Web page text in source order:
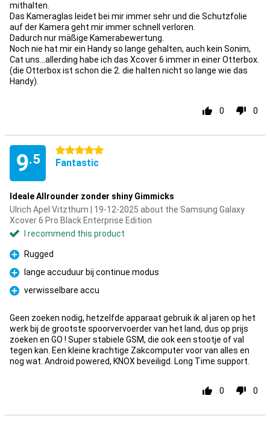
mithalten.
Das Kameraglas leidet bei mir immer sehr und die Schutzfolie
auf der Kamera geht mir immer schnell verloren.
Dadurch nur mäßige Kamerabewertung.
Noch nie hat mir ein Handy so lange gehalten, auch kein Sonim,
Cat uns...allerding habe ich das Xcover 6 immer in einer Otterbox.
(die Otterbox ist schon die 2. die halten nicht so lange wie das
Handy).
0 0
9.5
5 stars
Fantastic
Ideale Allrounder zonder shiny Gimmicks
Ulrich Apel Vitzthum | 19-12-2025 about the Samsung Galaxy
Xcover 6 Pro Black Enterprise Edition
I recommend this product
Pro
Rugged
Pro
lange accuduur bij continue modus
Pro
verwisselbare accu
Geen zoeken nodig, hetzelfde apparaat gebruik ik al jaren op het
werk bij de grootste spoorvervoerder van het land, dus op prijs
zoeken en GO ! Super stabiele GSM, die ook een stootje of val
tegen kan. Een kleine krachtige Zakcomputer voor van alles en
nog wat. Android powered, KNOX beveiligd. Long Time support.
0 0